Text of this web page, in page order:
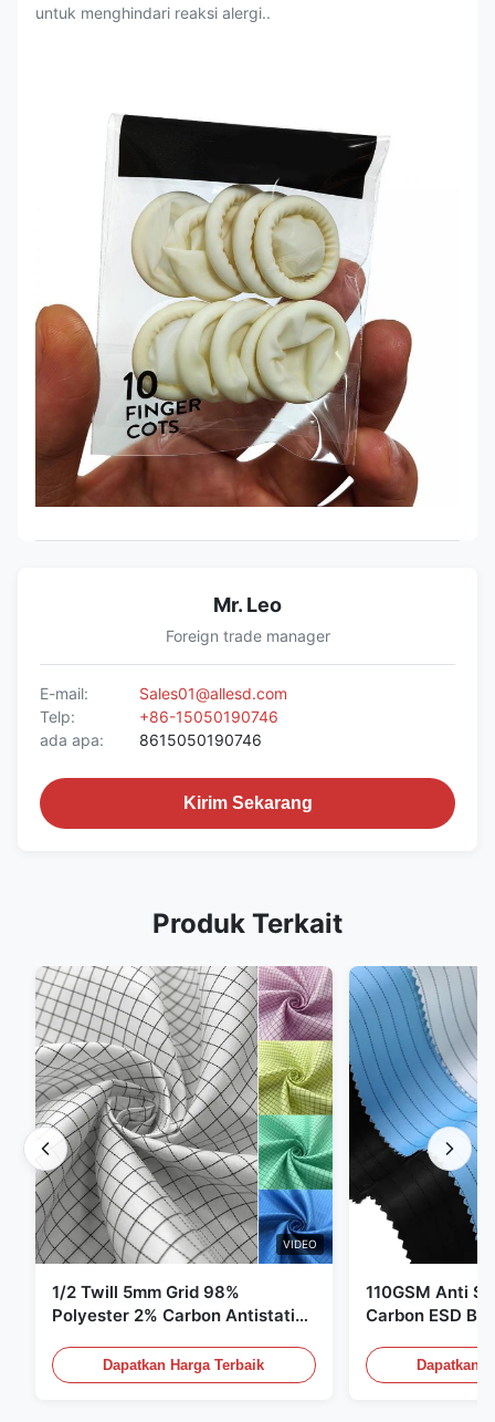
untuk menghindari reaksi alergi..
Mr. Leo
Foreign trade manager
E-mail:
Sales01@allesd.com
Telp:
+86-15050190746
ada apa:
8615050190746
Kirim Sekarang
Produk Terkait
VIDEO
1/2 Twill 5mm Grid 98%
Polyester 2% Carbon Antistatic
Dapatkan Harga Terbaik
110GSM Anti
Carbon ESD
Dapatkan